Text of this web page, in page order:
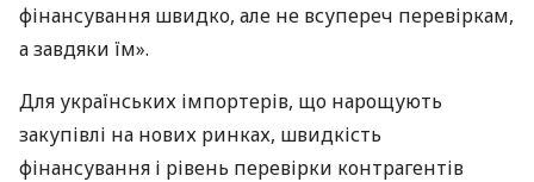
фінансування швидко, але не всупереч перевіркам,
а завдяки їм».
Для українських імпортерів, що нарощують
закупівлі на нових ринках, швидкість
фінансування і рівень перевірки контрагентів